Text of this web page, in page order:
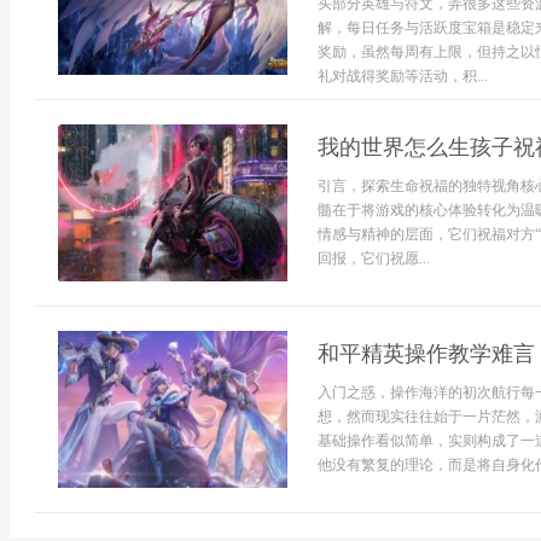
买部分英雄与符文，弄很多这些
解，每日任务与活跃度宝箱是稳
奖励，虽然每周有上限，但持之
礼对战得奖励等活动，积...
我的世界怎么生孩子
引言，探索生命祝福的独特视角
髓在于将游戏的核心体验转化为
情感与精神的层面，它们祝福对
回报，它们祝愿...
和平精英操作教学难
入门之惑，操作海洋的初次航行
想，然而现实往往始于一片茫然
基础操作看似简单，实则构成了
他没有繁复的理论，而是将自身化